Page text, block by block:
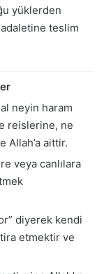
yüklerden
teslim
neyin haram
reislerine, ne
Allah’a aittir.
veya canlılara
diyerek kendi
etmektir ve